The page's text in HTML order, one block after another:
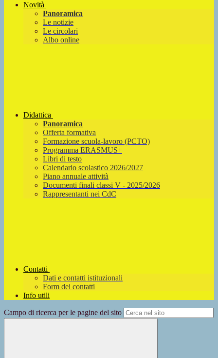
Novità
Panoramica
Le notizie
Le circolari
Albo online
Didattica
Panoramica
Offerta formativa
Formazione scuola-lavoro (PCTO)
Programma ERASMUS+
Libri di testo
Calendario scolastico 2026/2027
Piano annuale attività
Documenti finali classi V - 2025/2026
Rappresentanti nei CdC
Contatti
Dati e contatti istituzionali
Form dei contatti
Info utili
Campo di ricerca per le pagine del sito